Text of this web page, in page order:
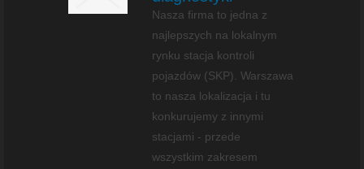
Nasza firma to jedna z
najlepszych na lokalnym
rynku stacja kontroli
pojazdów (SKP). Warszawa
to nasza lokalizacja i tu
konkurujemy z innymi
stacjami - przede
wszystkim zakresem